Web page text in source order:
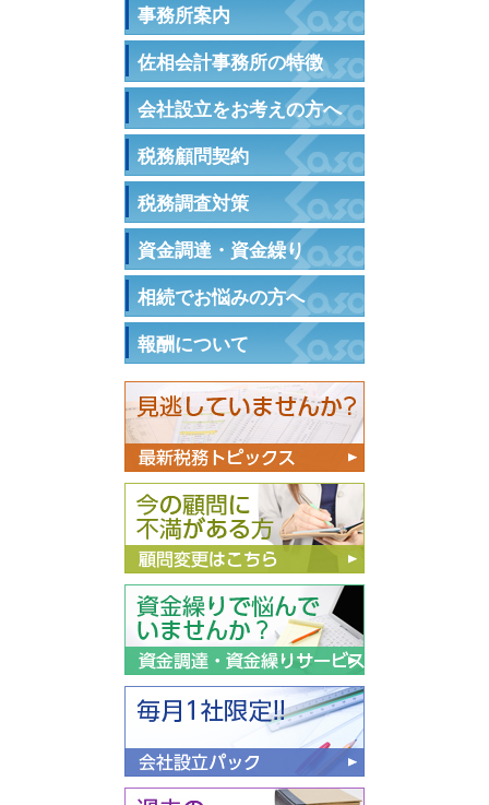
事務所案内
佐相会計事務所の特徴
会社設立をお考えの方へ
税務顧問契約
税務調査対策
資金調達・資金繰り
相続でお悩みの方へ
報酬について